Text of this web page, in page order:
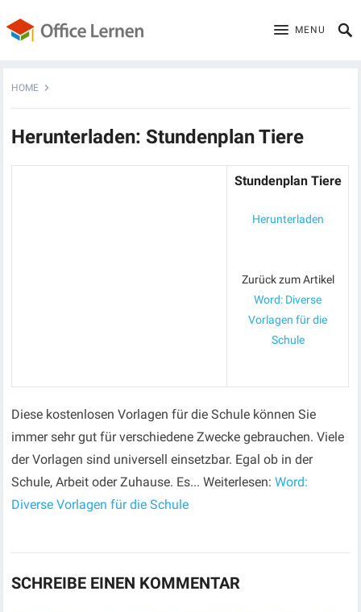
MENU
HOME
Herunterladen: Stundenplan Tiere
Stundenplan Tiere
Herunterladen
Zurück zum Artikel
Word: Diverse
Vorlagen für die
Schule
Diese kostenlosen Vorlagen für die Schule können Sie
immer sehr gut für verschiedene Zwecke gebrauchen. Viele
der Vorlagen sind universell einsetzbar. Egal ob in der
Schule, Arbeit oder Zuhause. Es... Weiterlesen:Word:
Diverse Vorlagen für die Schule
SCHREIBE EINEN KOMMENTAR